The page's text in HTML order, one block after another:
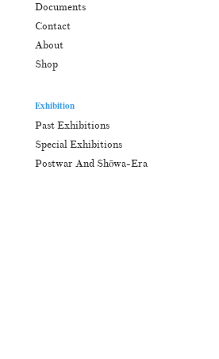
Documents
Contact
About
Shop
Exhibition
Past Exhibitions
Special Exhibitions
Postwar And Shōwa-Era